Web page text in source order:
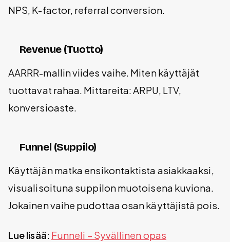
NPS, K-factor, referral conversion.
Revenue (Tuotto)
AARRR-mallin viides vaihe. Miten käyttäjät
tuottavat rahaa. Mittareita: ARPU, LTV,
konversioaste.
Funnel (Suppilo)
Käyttäjän matka ensikontaktista asiakkaaksi,
visualisoituna suppilon muotoisena kuviona.
Jokainen vaihe pudottaa osan käyttäjistä pois.
Lue lisää: Funneli – Syvällinen opas